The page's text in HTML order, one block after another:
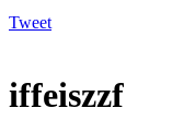
Tweet
iffeiszzf